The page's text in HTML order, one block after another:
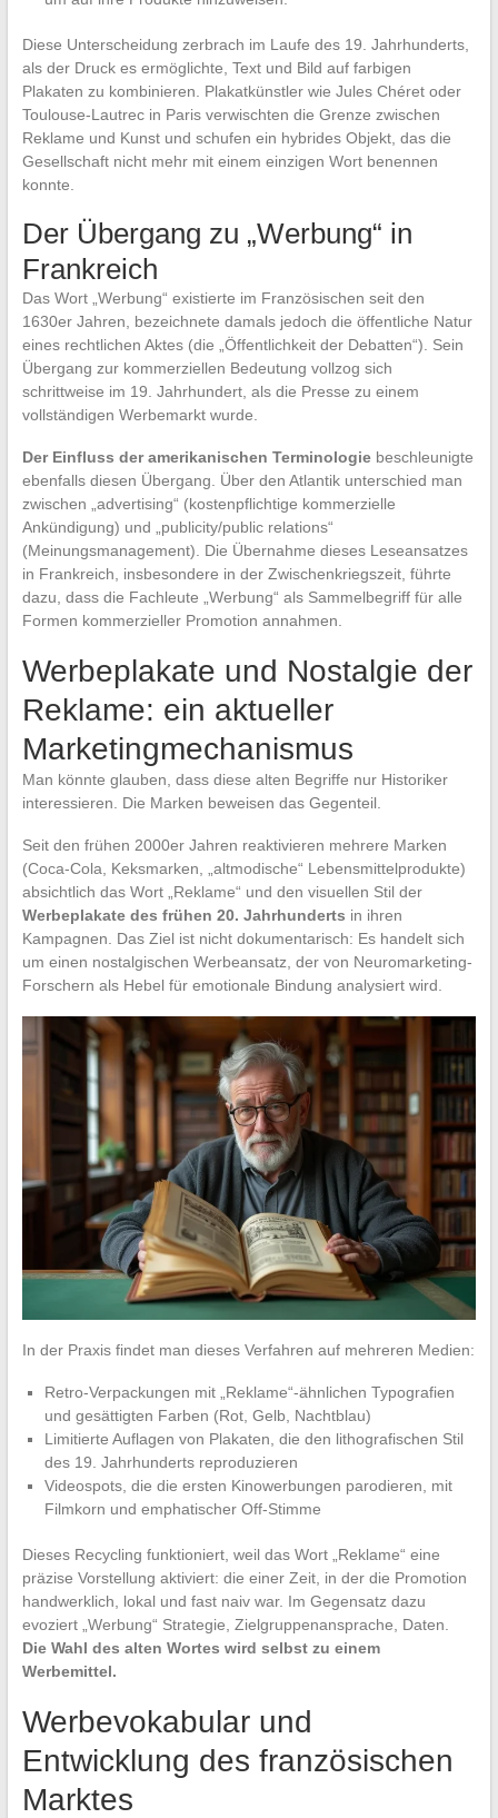
Diese Unterscheidung zerbrach im Laufe des 19. Jahrhunderts,
als der Druck es ermöglichte, Text und Bild auf farbigen
Plakaten zu kombinieren. Plakatkünstler wie Jules Chéret oder
Toulouse-Lautrec in Paris verwischten die Grenze zwischen
Reklame und Kunst und schufen ein hybrides Objekt, das die
Gesellschaft nicht mehr mit einem einzigen Wort benennen
konnte.
Der Übergang zu „Werbung“ in
Frankreich
Das Wort „Werbung“ existierte im Französischen seit den
1630er Jahren, bezeichnete damals jedoch die öffentliche Natur
eines rechtlichen Aktes (die „Öffentlichkeit der Debatten“). Sein
Übergang zur kommerziellen Bedeutung vollzog sich
schrittweise im 19. Jahrhundert, als die Presse zu einem
vollständigen Werbemarkt wurde.
Der Einfluss der amerikanischen Terminologiebeschleunigte
ebenfalls diesen Übergang. Über den Atlantik unterschied man
zwischen „advertising“ (kostenpflichtige kommerzielle
Ankündigung) und „publicity/public relations“
(Meinungsmanagement). Die Übernahme dieses Leseansatzes
in Frankreich, insbesondere in der Zwischenkriegszeit, führte
dazu, dass die Fachleute „Werbung“ als Sammelbegriff für alle
Formen kommerzieller Promotion annahmen.
Werbeplakate und Nostalgie der
Reklame: ein aktueller
Marketingmechanismus
Man könnte glauben, dass diese alten Begriffe nur Historiker
interessieren. Die Marken beweisen das Gegenteil.
Seit den frühen 2000er Jahren reaktivieren mehrere Marken
(Coca-Cola, Keksmarken, „altmodische“ Lebensmittelprodukte)
absichtlich das Wort „Reklame“ und den visuellen Stil der
Werbeplakate des frühen 20. Jahrhunderts in ihren
Kampagnen. Das Ziel ist nicht dokumentarisch: Es handelt sich
um einen nostalgischen Werbeansatz, der von Neuromarketing-
Forschern als Hebel für emotionale Bindung analysiert wird.
In der Praxis findet man dieses Verfahren auf mehreren Medien:
Retro-Verpackungen mit „Reklame“-ähnlichen Typografien
und gesättigten Farben (Rot, Gelb, Nachtblau)
Limitierte Auflagen von Plakaten, die den lithografischen Stil
des 19. Jahrhunderts reproduzieren
Videospots, die die ersten Kinowerbungen parodieren, mit
Filmkorn und emphatischer Off-Stimme
Dieses Recycling funktioniert, weil das Wort „Reklame“ eine
präzise Vorstellung aktiviert: die einer Zeit, in der die Promotion
handwerklich, lokal und fast naiv war. Im Gegensatz dazu
evoziert „Werbung“ Strategie, Zielgruppenansprache, Daten.
Die Wahl des alten Wortes wird selbst zu einem
Werbemittel.
Werbevokabular und
Entwicklung des französischen
Marktes